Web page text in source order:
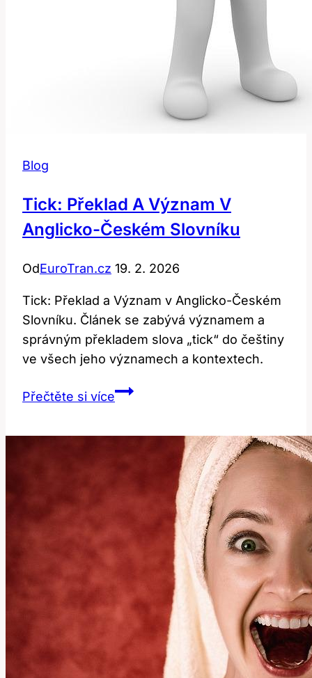
Blog
Tick: Překlad A Význam V
Anglicko-Českém Slovníku
OdEuroTran.cz 19. 2. 2026
Tick: Překlad a Význam v Anglicko-Českém
Slovníku. Článek se zabývá významem a
správným překladem slova „tick“ do češtiny
ve všech jeho významech a kontextech.
Přečtěte si víceTick: